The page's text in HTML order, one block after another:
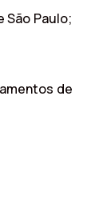
São Paulo;
de